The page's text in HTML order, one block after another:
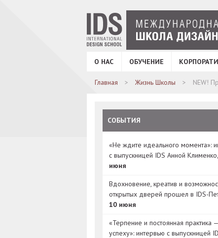
О НАС ОБУЧЕНИЕ
Главная Жизнь Школы NEW!
СОБЫТИЯ
«Не ждите идеального момента»:
с выпускницей IDS Анной
июня
Вдохновение, креатив и
открытых дверей прошел в IDS-
10 июня
«Терпение и постоянная практика
успеху»: интервью с выпускницей